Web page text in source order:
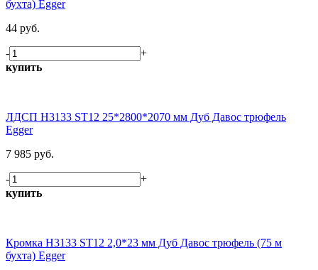
бухта) Egger
44 руб.
-
+
купить
ЛДСП H3133 ST12 25*2800*2070 мм Дуб Давос трюфель
Egger
7 985 руб.
-
+
купить
Кромка H3133 ST12 2,0*23 мм Дуб Давос трюфель (75 м
бухта) Egger